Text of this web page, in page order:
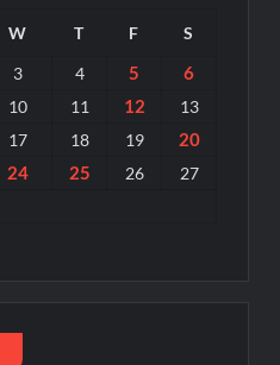
W T F S
3 4 5
6
10 11 12
13
17 18 19
20
24 25 26 27